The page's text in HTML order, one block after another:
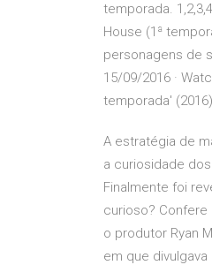
temporada.
House (1ª
personagens de
15/09/2016 ·
temporada'
A estratégia de
a curiosidade
Finalmente foi
curioso? Confere
o produtor Ryan
em que